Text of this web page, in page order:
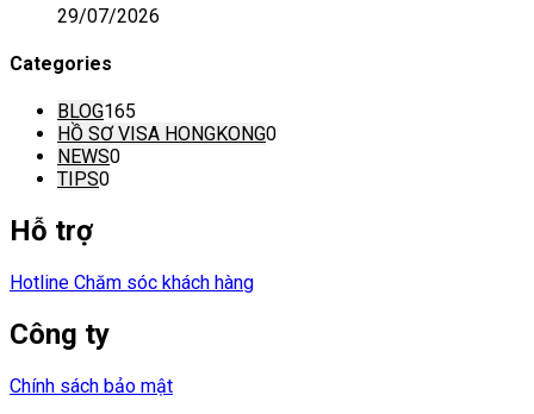
29/07/2026
Categories
BLOG165
HỒ SƠ VISA HONGKONG0
NEWS0
TIPS0
Hỗ trợ
Hotline Chăm sóc khách hàng
Công ty
Chính sách bảo mật